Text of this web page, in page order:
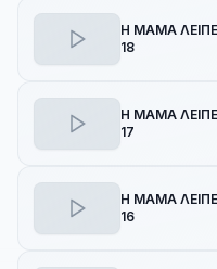
Η ΜΑΜΑ
18
Η ΜΑΜΑ
17
Η ΜΑΜΑ
16